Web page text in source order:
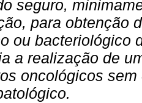
seguro,
para obtenção
ou bacteriológico
a realização de
oncológicos